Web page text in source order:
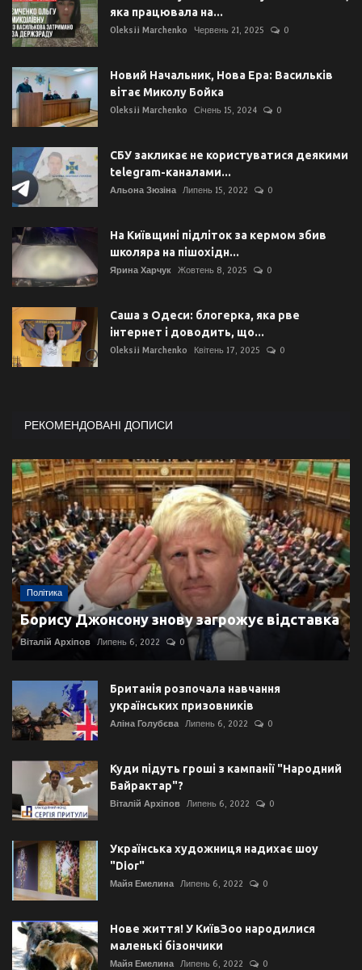
яка працювала на...
Oleksii Marchenko Червень 21, 2025 0
Новий Начальник, Нова Ера: Васильків
вітає Миколу Бойка
Oleksii Marchenko Січень 15, 2024 0
СБУ закликає не користуватися деякими
telegram-каналами...
Альона Зюзіна Липень 15, 2022 0
На Київщині підліток за кермом збив
школяра на пішохідн...
Ярина Харчук Жовтень 8, 2025 0
Саша з Одеси: блогерка, яка рве
інтернет і доводить, що...
Oleksii Marchenko Квітень 17, 2025 0
РЕКОМЕНДОВАНІ ДОПИСИ
Політика
Борису Джонсону знову загрожує відставка
Віталій Архіпов Липень 6, 2022 0
Британія розпочала навчання
українських призовників
Аліна Голубєва Липень 6, 2022 0
Куди підуть гроші з кампанії "Народний
Байрактар"?
Віталій Архіпов Липень 6, 2022 0
Українська художниця надихає шоу
"Dior"
Майя Емелина Липень 6, 2022 0
Нове життя! У КиївЗоо народилися
маленькі бізончики
Майя Емелина Липень 6, 2022 0